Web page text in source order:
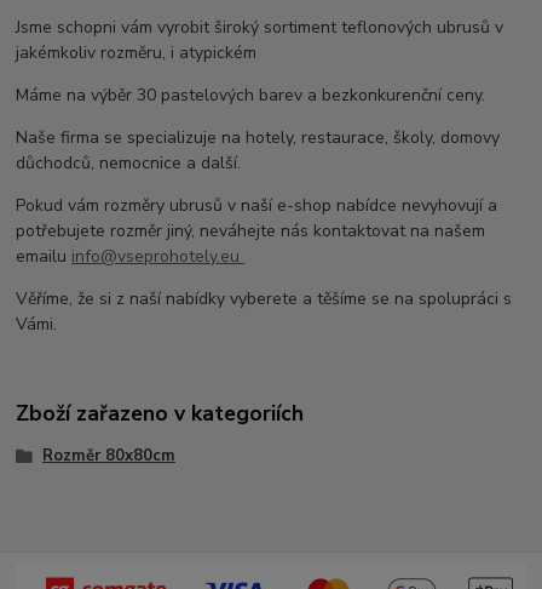
Jsme schopni vám vyrobit široký sortiment teflonových ubrusů v
jakémkoliv rozměru, i atypickém
Máme na výběr 30 pastelových barev a bezkonkurenční ceny.
Naše firma se specializuje na hotely, restaurace, školy, domovy
důchodců, nemocnice a další.
Pokud vám rozměry ubrusů v naší e-shop nabídce nevyhovují a
potřebujete rozměr jiný, neváhejte nás kontaktovat na našem
emailu info@vseprohotely.eu
Věříme, že si z naší nabídky vyberete a těšíme se na spolupráci s
Vámi.
Zboží zařazeno v kategoriích
Rozměr 80x80cm